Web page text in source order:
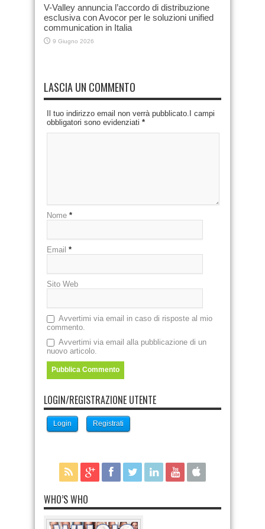
V-Valley annuncia l’accordo di distribuzione
esclusiva con Avocor per le soluzioni unified
communication in Italia
9 Giugno 2026
LASCIA UN COMMENTO
Il tuo indirizzo email non verrà pubblicato.I campi
obbligatori sono evidenziati *
Nome *
Email *
Sito Web
Avvertimi via email in caso di risposte al mio
commento.
Avvertimi via email alla pubblicazione di un
nuovo articolo.
LOGIN/REGISTRAZIONE UTENTE
Login Registrati
WHO’S WHO